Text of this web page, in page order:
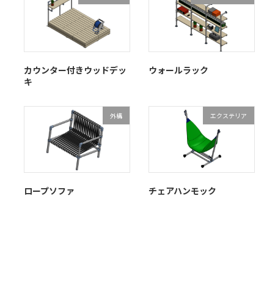
カウンター付きウッドデッ
キ
ウォールラック
外構
ロープソファ
エクステリア
チェアハンモック